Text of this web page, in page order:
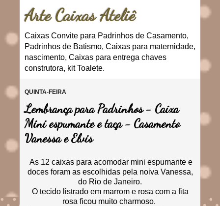
Arte Caixas Ateliê
Caixas Convite para Padrinhos de Casamento,
Padrinhos de Batismo, Caixas para maternidade,
nascimento, Caixas para entrega chaves
construtora, kit Toalete.
QUINTA-FEIRA
Lembrança para Padrinhos - Caixa
Mini espumante e taça - Casamento
Vanessa e Elvis
As 12 caixas para acomodar mini espumante e
doces foram as escolhidas pela noiva Vanessa,
do Rio de Janeiro.
O tecido listrado em marrom e rosa com a fita
rosa ficou muito charmoso.